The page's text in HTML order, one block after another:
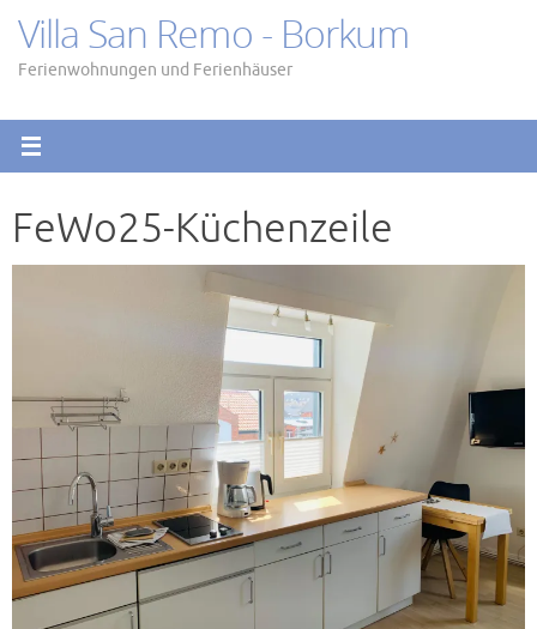
Inhalt
springen
Villa San Remo - Borkum
Ferienwohnungen und Ferienhäuser
FeWo25-Küchenzeile